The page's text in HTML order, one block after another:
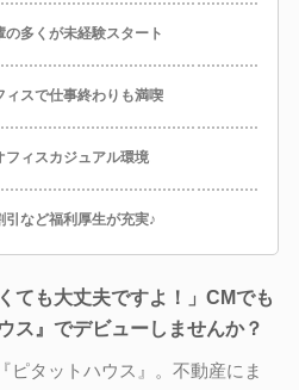
多くが未経験スタート
スで仕事終わりも満喫
ィスカジュアル環境
など福利厚生が充実♪
ても大丈夫ですよ！」CMでも
ス』でデビューしませんか？
ピタットハウス』。不動産にま